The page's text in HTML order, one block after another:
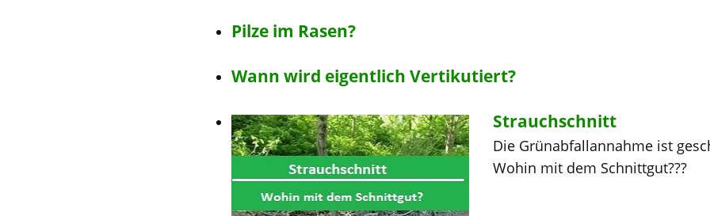
Pilze im Rasen?
Wann wird eigentlich Vertikutiert?
Strauchschnitt
Die Grünabfallannahme ist
Wohin mit dem Schnittgut???